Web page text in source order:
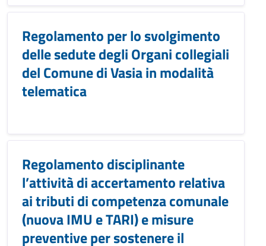
Regolamento per lo svolgimento
delle sedute degli Organi collegiali
del Comune di Vasia in modalità
telematica
Regolamento disciplinante
l’attività di accertamento relativa
ai tributi di competenza comunale
(nuova IMU e TARI) e misure
preventive per sostenere il